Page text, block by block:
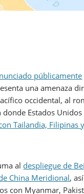
públicamente
una amenaza
occidental, al
donde Estados
Tailandia, Filipinas
al despliegue de
China Meridional,
con Myanmar,